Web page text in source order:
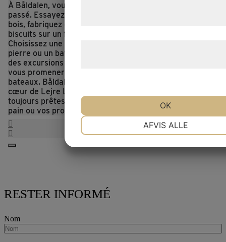
À Båldalen, vous et votre famille pouvez jouer avec le
passé. Essayez les haches de l’âge de fer et la coupe du
bois, fabriquez de la farine et faites cuire vos propres
biscuits sur un feu de camp, ou faites de la voile.
Choisissez une pirogue comme celles utilisées à l’âge de
pierre ou un bateau à rames comme ceux utilisés lors
des excursions du dimanche en 1900. Vous pouvez aussi
vous promener sur le lac dans les deux types de
bateaux. Båldalen est un ancien atelier de bricolage et le
cœur de Lejre Land of Legends, où les braises sont
toujours prêtes pour que vous apportiez votre propre
pain ou vos propres saucisses.
RESTER INFORMÉ
Nom
AFVIS ALLE
OK